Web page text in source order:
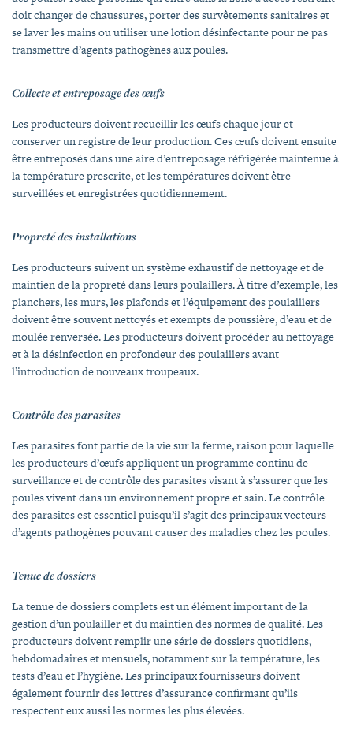
doit changer de chaussures, porter des survêtements sanitaires et
se laver les mains ou utiliser une lotion désinfectante pour ne pas
transmettre d’agents pathogènes aux poules.
Collecte et entreposage des œufs
Les producteurs doivent recueillir les œufs chaque jour et
conserver un registre de leur production. Ces œufs doivent ensuite
être entreposés dans une aire d’entreposage réfrigérée maintenue à
la température prescrite, et les températures doivent être
surveillées et enregistrées quotidiennement.
Propreté des installations
Les producteurs suivent un système exhaustif de nettoyage et de
maintien de la propreté dans leurs poulaillers. À titre d’exemple, les
planchers, les murs, les plafonds et l’équipement des poulaillers
doivent être souvent nettoyés et exempts de poussière, d’eau et de
moulée renversée. Les producteurs doivent procéder au nettoyage
et à la désinfection en profondeur des poulaillers avant
l’introduction de nouveaux troupeaux.
Contrôle des parasites
Les parasites font partie de la vie sur la ferme, raison pour laquelle
les producteurs d’œufs appliquent un programme continu de
surveillance et de contrôle des parasites visant à s’assurer que les
poules vivent dans un environnement propre et sain. Le contrôle
des parasites est essentiel puisqu’il s’agit des principaux vecteurs
d’agents pathogènes pouvant causer des maladies chez les poules.
Tenue de dossiers
La tenue de dossiers complets est un élément important de la
gestion d’un poulailler et du maintien des normes de qualité. Les
producteurs doivent remplir une série de dossiers quotidiens,
hebdomadaires et mensuels, notamment sur la température, les
tests d’eau et l’hygiène. Les principaux fournisseurs doivent
également fournir des lettres d’assurance confirmant qu’ils
respectent eux aussi les normes les plus élevées.